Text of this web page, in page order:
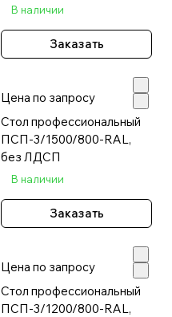
В наличии
Заказать
Цена по запросу
Стол профессиональный
ПСП-3/1500/800-RAL,
без ЛДСП
В наличии
Заказать
Цена по запросу
Стол профессиональный
ПСП-3/1200/800-RAL,